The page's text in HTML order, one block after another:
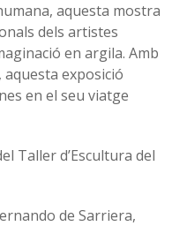
aquesta mostra
dels artistes
en argila. Amb
exposició
en el seu viatge
Taller d’Escultura del
de Sarriera,